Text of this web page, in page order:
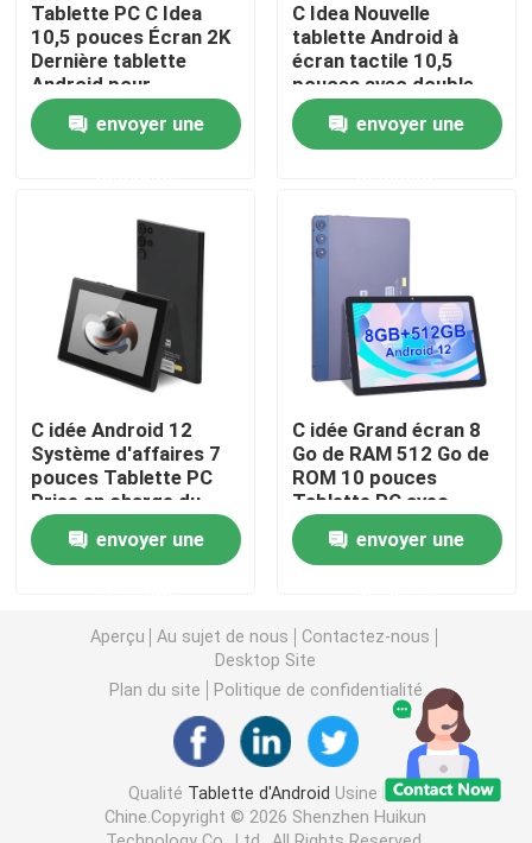
Contrôle de la qualité
Contact
Demande de soumission
Tablette d'Android
Un ordinateur portable
Tablettes à écran tactile
Tablette pédagogique pour les étudiants
7 pouces PC tablette
8 pouces PC tablette
Tablette PC C Idea
10,5 pouces Écran 2K
Dernière tablette
Android pour
étudiants Cm10500
Plus Grisenvoyer une
C Idea Nouvelle
tablette Android à
écran tactile 10,5
pouces avec double
SIM CM10500 Plus
vert
envoyer une
C idée Android 12
Système d'affaires 7
pouces Tablette PC
Prise en charge du
Bluetooth appel à
double carte Avec
clavier CM522
envoyer une
C idée Grand écran 8
Go de RAM 512 Go de
ROM 10 pouces
Tablette PC avec
clavier CM8500
envoyer une
Aperçu Au sujet de nous
Contactez-nous
Desktop Site
Plan du site
Politique de confidentialité
Qualité Tablette d'Android Usine De
Chine.Copyright © 2026 Shenzhen Huikun